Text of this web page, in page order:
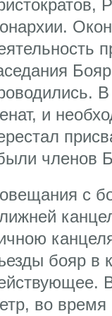
и
членов
с
бояр в
во время